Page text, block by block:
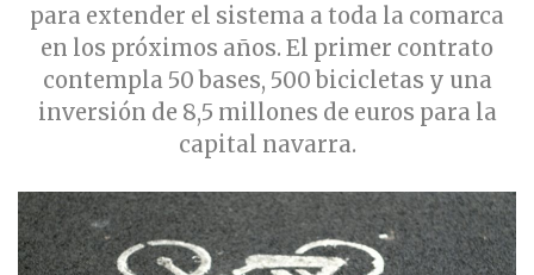
para extender el sistema a toda la comarca
en los próximos años. El primer contrato
contempla 50 bases, 500 bicicletas y una
inversión de 8,5 millones de euros para la
capital navarra.